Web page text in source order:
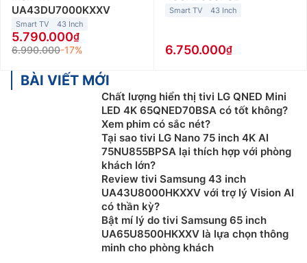
Thiết kế sang trọng, mỏng và nhẹ:
của tivi Sony giá rẻ cũng là một điểm thu hút lớn. Với
thiết kế mỏng nhẹ, tivi dễ dàng lắp đặt trong mọi
không gian phòng khách mà không làm mất đi sự
sang trọng. Mặt trước của tivi thường là một tấm màn
hình lớn, tối giản và tinh tế, thích hợp cho cả những
ngôi nhà có phong cách trang trí hiện đại.
Kết nối đa dạng thuận tiện: Tivi Sony 65 inch không
chỉ đẹp mắt mà còn hỗ trợ nhiều cổng kết nối, giúp
bạn dễ dàng kết nối với các thiết bị khác nhau. Cổng
HDMI, USB và Bluetooth cho phép bạn kết nối đồng
thời nhiều thiết bị ngoại vi như đầu phát,
hoặc tai nghe không dây.
3. Các dòng tivi Sony hiện nay
UA43DU7000KXXV
Smart TV 43 Inch
5.790.000
6.990.000-17%
Smart TV 43 Inch
6.750.000
BÀI VIẾT MỚI
Chất lượng hiển thị tivi LG QNED Mini
LED 4K 65QNED70BSA có tốt không?
Xem phim có sắc nét?
Tại sao tivi LG Nano 75 inch 4K AI
75NU855BPSA lại thích hợp với phòng
khách lớn?
Review tivi Samsung 43 inch
UA43U8000HKXXV với trợ lý Vision AI
có thần kỳ?
Bật mí lý do tivi Samsung 65 inch
UA65U8500HKXXV là lựa chọn thông
minh cho phòng khách